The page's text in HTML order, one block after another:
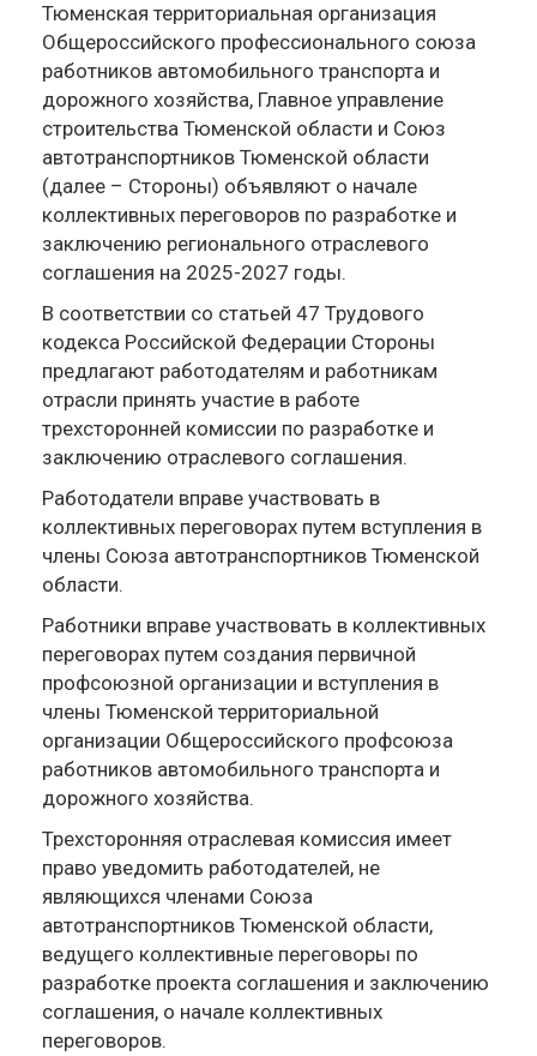
Тюменская территориальная организация
Общероссийского профессионального союза
работников автомобильного транспорта и
дорожного хозяйства, Главное управление
строительства Тюменской области и Союз
автотранспортников Тюменской области
(далее – Стороны) объявляют о начале
коллективных переговоров по разработке и
заключению регионального отраслевого
соглашения на 2025-2027 годы.
В соответствии со статьей 47 Трудового
кодекса Российской Федерации Стороны
предлагают работодателям и работникам
отрасли принять участие в работе
трехсторонней комиссии по разработке и
заключению отраслевого соглашения.
Работодатели вправе участвовать в
коллективных переговорах путем вступления в
члены Союза автотранспортников Тюменской
области.
Работники вправе участвовать в коллективных
переговорах путем создания первичной
профсоюзной организации и вступления в
члены Тюменской территориальной
организации Общероссийского профсоюза
работников автомобильного транспорта и
дорожного хозяйства.
Трехсторонняя отраслевая комиссия имеет
право уведомить работодателей, не
являющихся членами Союза
автотранспортников Тюменской области,
ведущего коллективные переговоры по
разработке проекта соглашения и заключению
соглашения, о начале коллективных
переговоров.